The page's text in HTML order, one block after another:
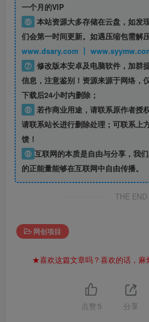
一个月的VIP
⑥ 本站资源大多存储在云盘，如发
们会第一时间更新。如遇压缩包需解
www.dsary.com 丨
⑦ 修改版本安卓及电脑软件，加群
信息，注意鉴别！资源来源于网络，
下载后24小时内删除；
⑧ 若作商业用途，请联系原作者授
请联系站长进行删除处理；可联系上
馈！
⑨ 互联网的本质是自由与分享，我
的正能量能够在互联网中自由传播。
THE END
网创项目
★喜欢这篇文章吗？喜欢的话，
点赞 5 分享